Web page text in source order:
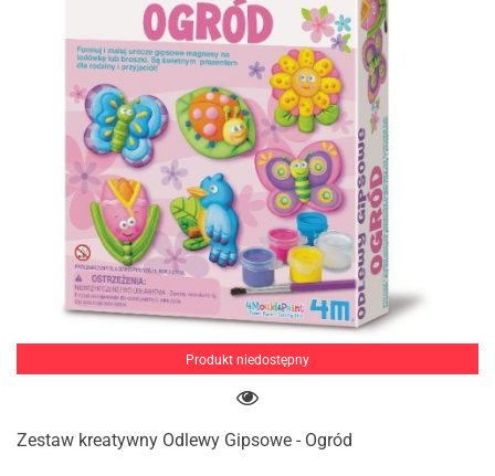
Produkt niedostępny
Zestaw kreatywny Odlewy Gipsowe - Ogród